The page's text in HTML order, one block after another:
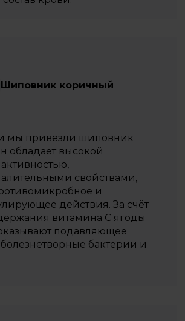
Шиповник коричный
мы привезли шиповник
обладает высокой
свойствами,
и
действия. За счёт
витамина С ягоды
подавляющее
бактерии и